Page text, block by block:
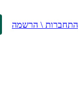
התחברות \ הרשמה